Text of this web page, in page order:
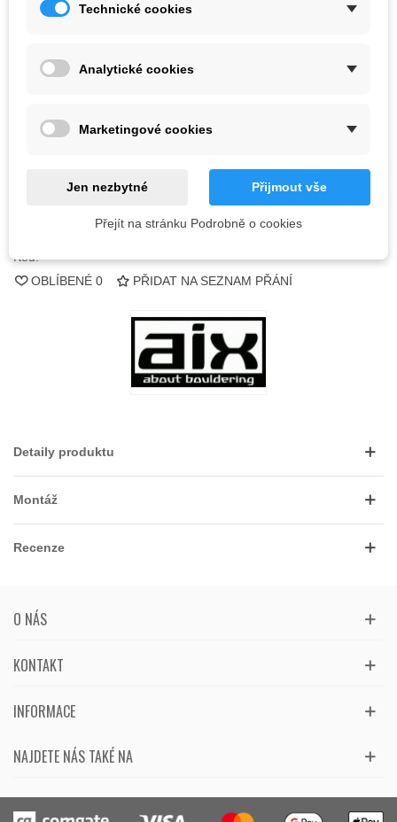
2 677,13 Kč
Barva
Vyprodáno
Informujte mě, až bude k dispozici
Kód:
OBLÍBENÉ 0 PŘIDAT NA SEZNAM PŘÁNÍ
Detaily produktu
Montáž
Recenze
O NÁS
KONTAKT
NAJDETE NÁS TAKÉ NA
INFORMACE
Technické cookies
Analytické cookies
Marketingové cookies
Jen nezbytné Přijmout vše
Přejít na stránku Podrobně o cookies